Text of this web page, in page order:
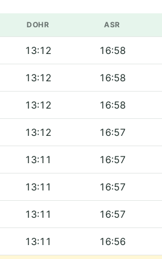
DOHR ASR
13:12 16:58
13:12 16:58
13:12 16:58
13:12 16:57
13:11 16:57
13:11 16:57
13:11 16:57
13:11 16:56